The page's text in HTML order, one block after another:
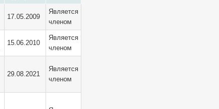
17.05.2009
Является
членом
15.06.2010
Является
членом
29.08.2021
Является
членом